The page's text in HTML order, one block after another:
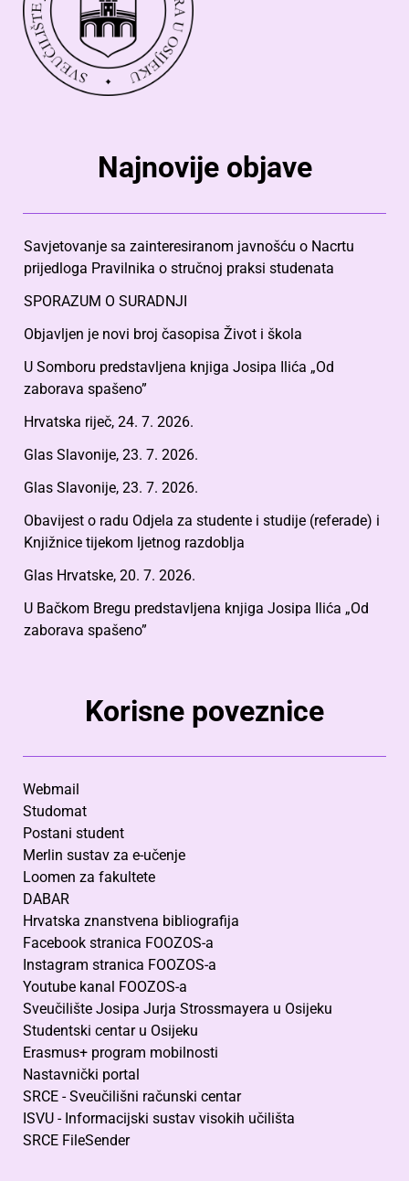
Najnovije objave
Savjetovanje sa zainteresiranom javnošću o Nacrtu
prijedloga Pravilnika o stručnoj praksi studenata
SPORAZUM O SURADNJI
Objavljen je novi broj časopisa Život i škola
U Somboru predstavljena knjiga Josipa Ilića „Od
zaborava spašeno”
Hrvatska riječ, 24. 7. 2026.
Glas Slavonije, 23. 7. 2026.
Glas Slavonije, 23. 7. 2026.
Obavijest o radu Odjela za studente i studije (referade) i
Knjižnice tijekom ljetnog razdoblja
Glas Hrvatske, 20. 7. 2026.
U Bačkom Bregu predstavljena knjiga Josipa Ilića „Od
zaborava spašeno”
Korisne poveznice
Webmail
Studomat
Postani student
Merlin sustav za e-učenje
Loomen za fakultete
DABAR
Hrvatska znanstvena bibliografija
Facebook stranica FOOZOS-a
Instagram stranica FOOZOS-a
Youtube kanal FOOZOS-a
Sveučilište Josipa Jurja Strossmayera u Osijeku
Studentski centar u Osijeku
Erasmus+ program mobilnosti
Nastavnički portal
SRCE - Sveučilišni računski centar
ISVU - Informacijski sustav visokih učilišta
SRCE FileSender